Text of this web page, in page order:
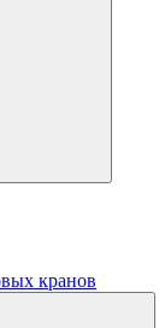
кранов